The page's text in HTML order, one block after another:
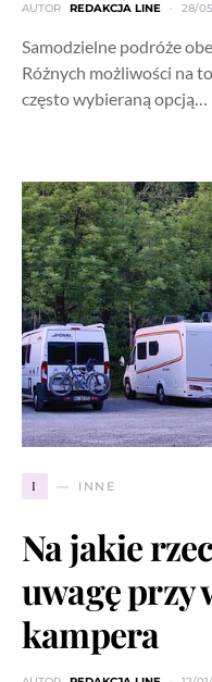
AUTOR REDAKCJA LINE 28/
Samodzielne podróże
Różnych możliwości na
często wybieraną opcją…
I INNE
Na jakie
uwagę przy
kampera